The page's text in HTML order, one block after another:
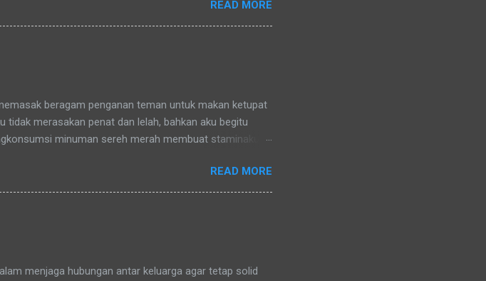
ojeckers (yang udah kenal tentunya) pun memanggilku
akhirnya semua yang kenal denganku
pun terkadang memanggilku dengan
READ MORE
beragam penganan teman untuk makan ketupat
merasakan penat dan lelah, bahkan aku begitu
minuman sereh merah membuat staminaku
READ MORE
menjaga hubungan antar keluarga agar tetap solid